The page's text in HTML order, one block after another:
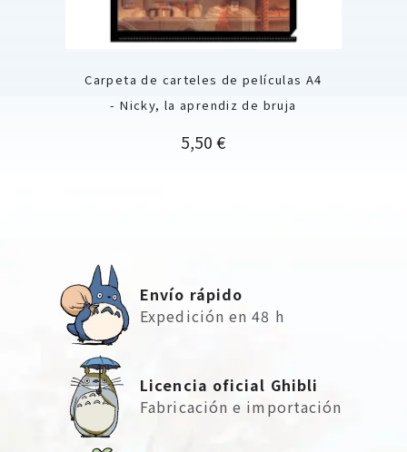
Carpeta de carteles de películas A4
- Nicky, la aprendiz de bruja
Precio
5,50 €
Envío rápido
Expedición en 48 h
Licencia oficial Ghibli
Fabricación e importación